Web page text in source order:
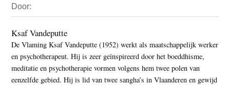
Sidebar
Door:
Ksaf Vandeputte
De Vlaming Ksaf Vandeputte (1952) werkt als maatschappelijk werker
en psychotherapeut. Hij is zeer geïnspireerd door het boeddhisme,
meditatie en psychotherapie vormen volgens hem twee polen van
eenzelfde gebied. Hij is lid van twee sangha’s in Vlaanderen en gewijd